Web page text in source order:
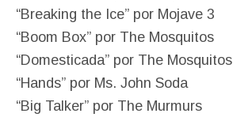
“Breaking the Ice” por Mojave 3
“Boom Box” por The Mosquitos
“Domesticada” por The Mosquitos
“Hands” por Ms. John Soda
“Big Talker” por The Murmurs